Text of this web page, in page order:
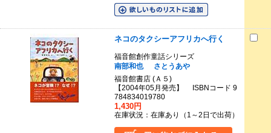
ネコのタクシーアフリカへ行く
福音館創作童話シリーズ
南部和也
さとうあや
福音館書店 (Ａ５)
【2004年05月発売】 ISBNコード 9
784834019780
1,430円
在庫状況：在庫あり（1～2日で出荷）